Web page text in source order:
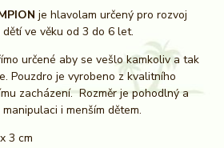
je hlavolam určený pro rozvoj
ve věku od 3 do 6 let.
určené aby se vešlo kamkoliv a tak
Pouzdro je vyrobeno z kvalitního
zacházení. Rozměr je pohodlný a
i menším dětem.
3 cm